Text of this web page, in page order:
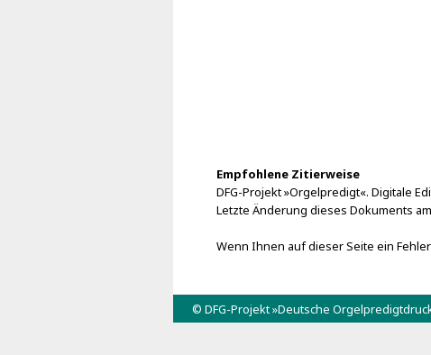
Empfohlene Zitierweise
DFG-Projekt »Orgelpredigt«. Digitale
Letzte Änderung dieses Dokuments
Wenn Ihnen auf dieser Seite ein
© DFG-Projekt »Deutsche